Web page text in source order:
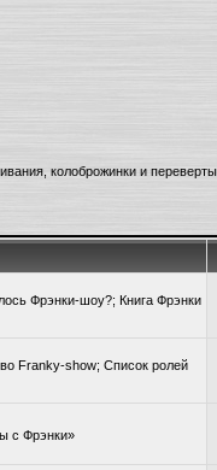
колоброжинки и
Фрэнки-шоу?; Книга Фрэнки
Franky-show; Список ролей
с Фрэнки»